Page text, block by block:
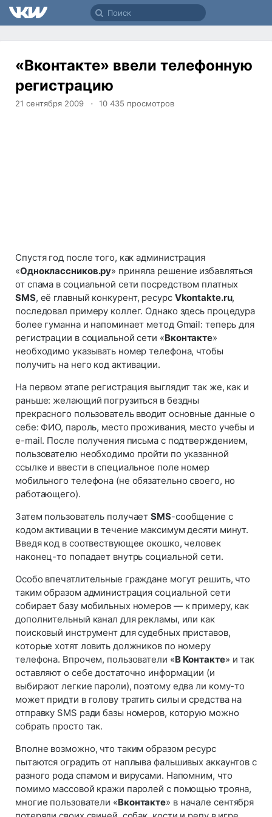
«Вконтакте» ввели телефонную
регистрацию
21 сентября 2009 10 435 просмотров
Спустя год после того, как администрация
«Одноклассников.ру» приняла решение избавляться
от спама в социальной сети посредством платных
SMS, её главный конкурент, ресурс Vkontakte.ru,
последовал примеру коллег. Однако здесь процедура
более гуманна и напоминает метод Gmail: теперь для
регистрации в социальной сети «Вконтакте»
необходимо указывать номер телефона, чтобы
получить на него код активации.
На первом этапе регистрация выглядит так же, как и
раньше: желающий погрузиться в бездны
прекрасного пользователь вводит основные данные о
себе: ФИО, пароль, место проживания, место учебы и
e-mail. После получения письма с подтверждением,
пользователю необходимо пройти по указанной
ссылке и ввести в специальное поле номер
мобильного телефона (не обязательно своего, но
работающего).
Затем пользователь получаетSMS-сообщение с
кодом активации в течение максимум десяти минут.
Введя код в соотвествующее окошко, человек
наконец-то попадает внутрь социальной сети.
Особо впечатлительные граждане могут решить, что
таким образом администрация социальной сети
собирает базу мобильных номеров — к примеру, как
дополнительный канал для рекламы, или как
поисковый инструмент для судебных приставов,
которые хотят ловить должников по номеру
телефона. Впрочем, пользователи «В Контакте» и так
оставляют о себе достаточно информации (и
выбирают легкие пароли), поэтому едва ли кому-то
может придти в голову тратить силы и средства на
отправку SMS ради базы номеров, которую можно
собрать просто так.
Вполне возможно, что таким образом ресурс
пытаются оградить от наплыва фальшивых аккаунтов с
разного рода спамом и вирусами. Напомним, что
помимо массовой кражи паролей с помощью трояна,
многие пользователи «Вконтакте» в начале сентября